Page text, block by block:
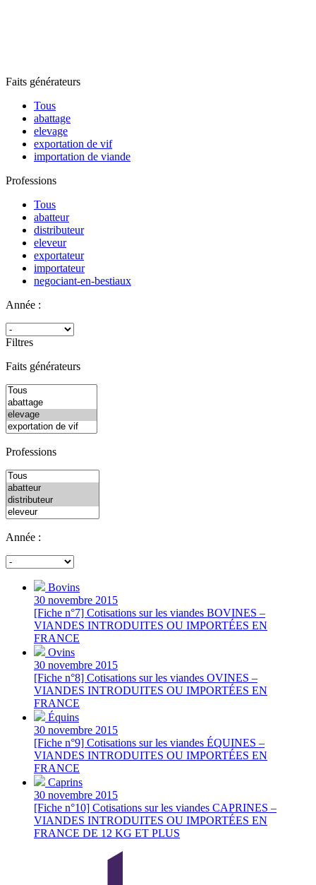
Faits générateurs
Tous
abattage
elevage
exportation de vif
importation de viande
Professions
Tous
abatteur
distributeur
eleveur
exportateur
importateur
negociant-en-bestiaux
Année :
Filtres
Faits générateurs
Professions
Année :
Bovins
30 novembre 2015
[Fiche n°7] Cotisations sur les viandes BOVINES –
VIANDES INTRODUITES OU IMPORTÉES EN
FRANCE
Ovins
30 novembre 2015
[Fiche n°8] Cotisations sur les viandes OVINES –
VIANDES INTRODUITES OU IMPORTÉES EN
FRANCE
Équins
30 novembre 2015
[Fiche n°9] Cotisations sur les viandes ÉQUINES –
VIANDES INTRODUITES OU IMPORTÉES EN
FRANCE
Caprins
30 novembre 2015
[Fiche n°10] Cotisations sur les viandes CAPRINES –
VIANDES INTRODUITES OU IMPORTÉES EN
FRANCE DE 12 KG ET PLUS